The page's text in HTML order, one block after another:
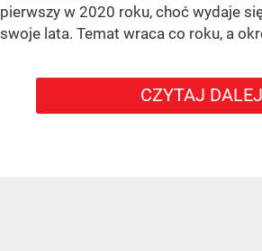
pierwszy w 2020 roku, choć wydaje
swoje lata. Temat wraca co roku, a
CZYTAJ DALEJ